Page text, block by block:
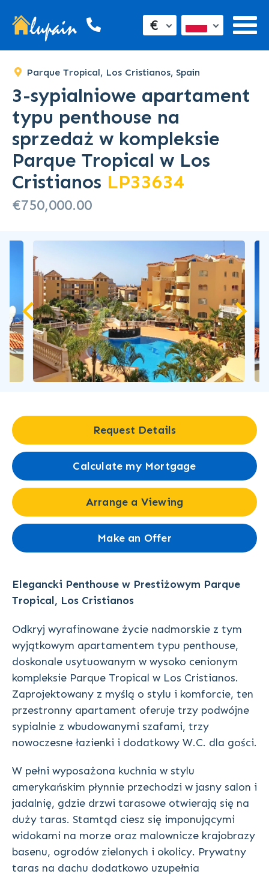
€
Parque Tropical, Los Cristianos, Spain
3-sypialniowe apartament
typu penthouse na
sprzedaż w kompleksie
Parque Tropical w Los
Cristianos LP33634
€750,000.00
Request Details
Calculate my Mortgage
Arrange a Viewing
Make an Offer
Elegancki Penthouse w Prestiżowym Parque
Tropical, Los Cristianos
Odkryj wyrafinowane życie nadmorskie z tym
wyjątkowym apartamentem typu penthouse,
doskonale usytuowanym w wysoko cenionym
kompleksie Parque Tropical w Los Cristianos.
Zaprojektowany z myślą o stylu i komforcie, ten
przestronny apartament oferuje trzy podwójne
sypialnie z wbudowanymi szafami, trzy
nowoczesne łazienki i dodatkowy W.C. dla gości.
W pełni wyposażona kuchnia w stylu
amerykańskim płynnie przechodzi w jasny salon i
jadalnię, gdzie drzwi tarasowe otwierają się na
duży taras. Stamtąd ciesz się imponującymi
widokami na morze oraz malownicze krajobrazy
basenu, ogrodów zielonych i okolicy. Prywatny
taras na dachu dodatkowo uzupełnia